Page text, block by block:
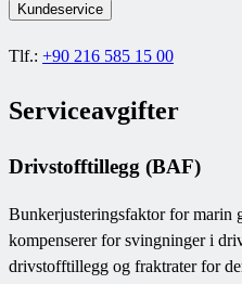
Kundeservice
Tlf.: +90 216 585 15 00
Serviceavgifter
Drivstofftillegg (BAF)
Bunkerjusteringsfaktor for marin
kompenserer for svingninger i
drivstofftillegg og fraktrater for